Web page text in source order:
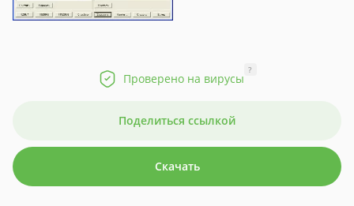
Проверено на вирусы
?
Поделиться ссылкой
Скачать